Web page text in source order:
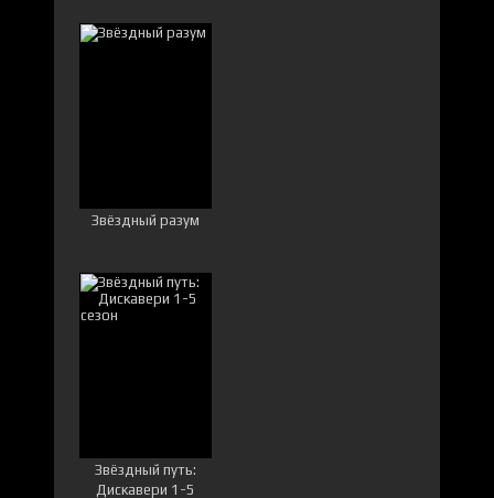
Звёздный разум
Звёздный путь:
Дискавери 1-5